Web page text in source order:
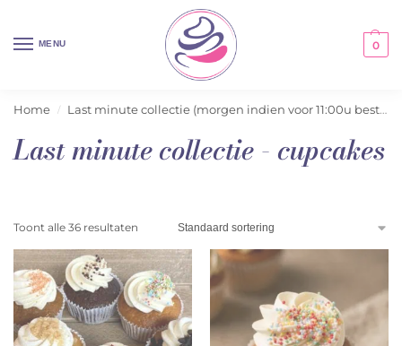
MENU 0
Home / Last minute collectie (morgen indien voor 11:00u besteld)
Last minute collectie - cupcakes
Toont alle 36 resultaten